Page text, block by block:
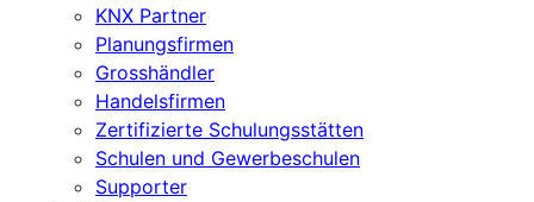
KNX Partner
Planungsfirmen
Grosshändler
Handelsfirmen
Zertifizierte Schulungsstätten
Schulen und Gewerbeschulen
Supporter